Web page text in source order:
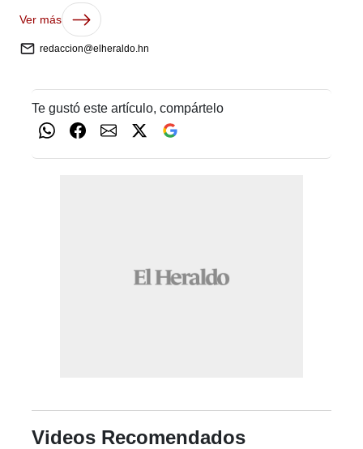
Ver más
redaccion@elheraldo.hn
Te gustó este artículo, compártelo
Videos Recomendados